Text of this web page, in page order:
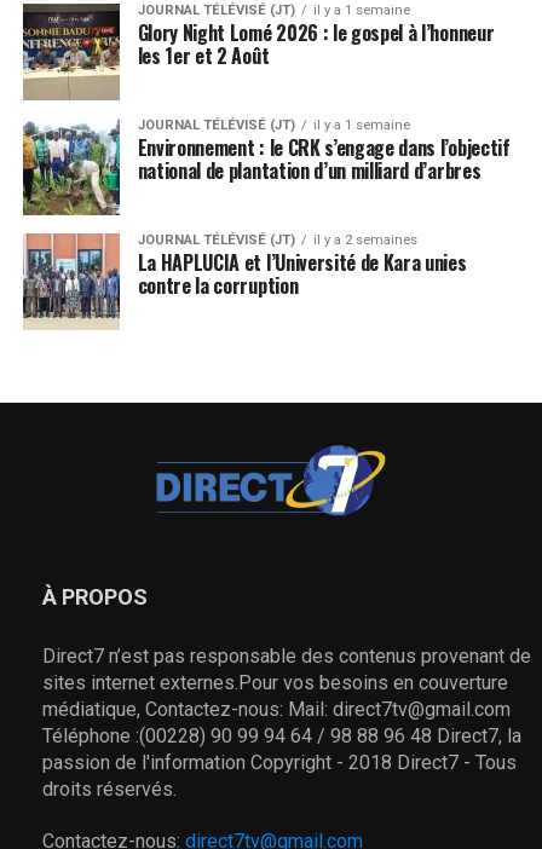
JOURNAL TÉLÉVISÉ (JT) il y a 1 semaine
Glory Night Lomé 2026 : le gospel à l’honneur
les 1er et 2 Août
JOURNAL TÉLÉVISÉ (JT) il y a 1 semaine
Environnement : le CRK s’engage dans l’objectif
national de plantation d’un milliard d’arbres
JOURNAL TÉLÉVISÉ (JT) il y a 2 semaines
La HAPLUCIA et l’Université de Kara unies
contre la corruption
À PROPOS
Direct7 n’est pas responsable des contenus provenant de
sites internet externes.Pour vos besoins en couverture
médiatique, Contactez-nous: Mail: direct7tv@gmail.com
Téléphone :(00228) 90 99 94 64 / 98 88 96 48 Direct7, la
passion de l'information Copyright - 2018 Direct7 - Tous
droits réservés.
Contactez-nous: direct7tv@gmail.com